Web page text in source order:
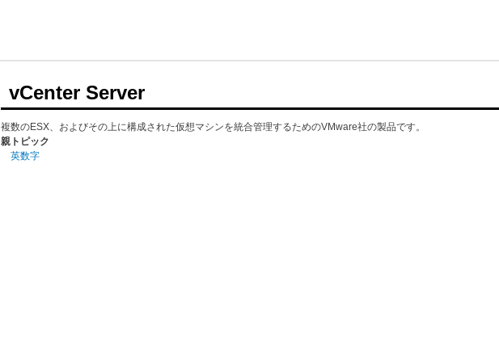
vCenter Server
複数のESX、およびその上に構成された仮想マシンを統合管理するためのVMware社の製品です。
親トピック
英数字